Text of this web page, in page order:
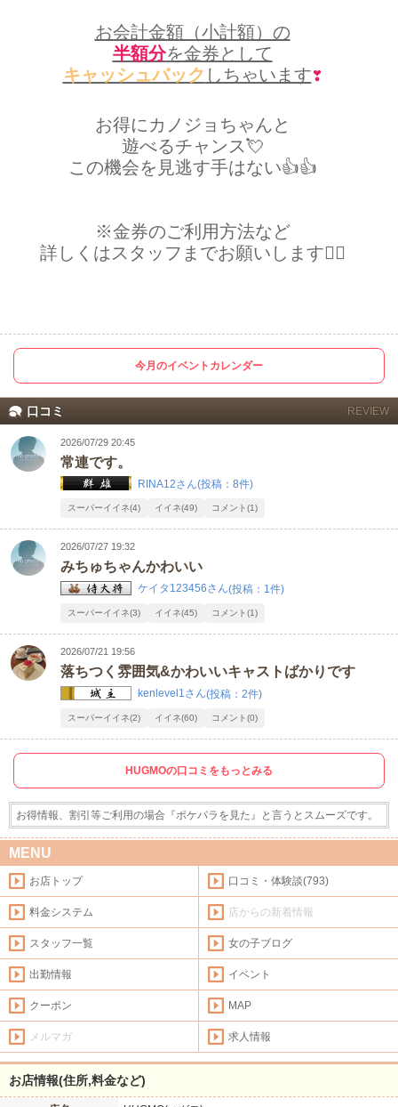
お会計金額（小計額）の
半額分を金券として
キャッシュバック しちゃいます❣️
お得にカノジョちゃんと
遊べるチャンス💘
この機会を見逃す手はない👍👍
※金券のご利用方法など
詳しくはスタッフまでお願いします🙇‍♂️
今月のイベントカレンダー
口コミ REVIEW
2026/07/29 20:45
常連です。
RINA12さん(投稿：8件)
スーパーイイネ(4) イイネ(49) コメント(1)
2026/07/27 19:32
みちゅちゃんかわいい
ケイタ123456さん(投稿：1件)
スーパーイイネ(3) イイネ(45) コメント(1)
2026/07/21 19:56
落ちつく雰囲気&かわいいキャストばかりです
kenlevel1さん(投稿：2件)
スーパーイイネ(2) イイネ(60) コメント(0)
HUGMOの口コミをもっとみる
お得情報、割引等ご利用の場合『ポケパラを見た』と言うとスムーズです。
MENU
お店トップ 口コミ・体験談(793)
料金システム 店からの新着情報
スタッフ一覧 女の子ブログ
出勤情報 イベント
クーポン MAP
メルマガ 求人情報
お店情報(住所,料金など)